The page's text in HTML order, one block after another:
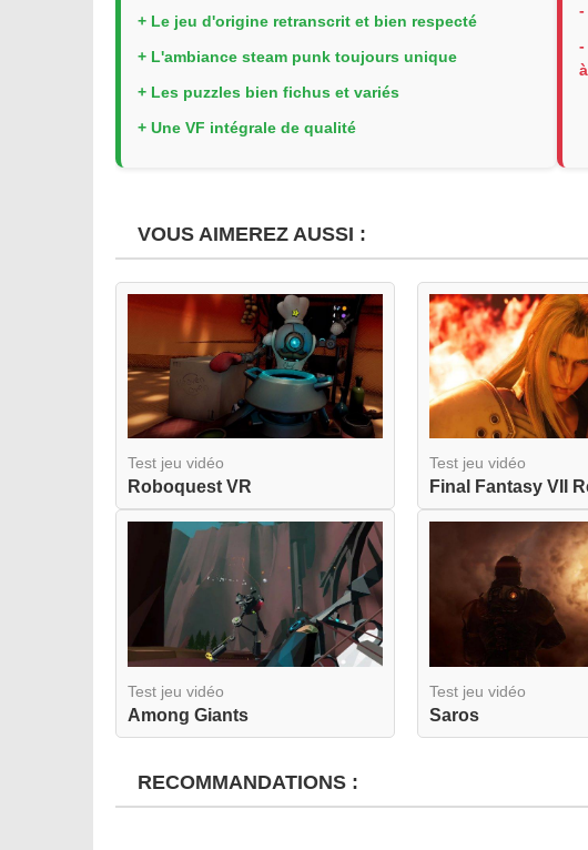
+ Le jeu d'origine retranscrit et bien respecté
+ L'ambiance steam punk toujours unique
+ Les puzzles bien fichus et variés
+ Une VF intégrale de qualité
-
-
VOUS AIMEREZ AUSSI :
Test jeu vidéo
Roboquest VR
Test jeu vidéo
Test jeu vidéo
Among Giants
Test jeu vidéo
Saros
RECOMMANDATIONS :